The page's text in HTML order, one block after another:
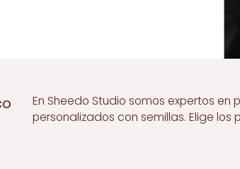
En Sheedo Studio somos expertos
personalizados con semillas. Elige